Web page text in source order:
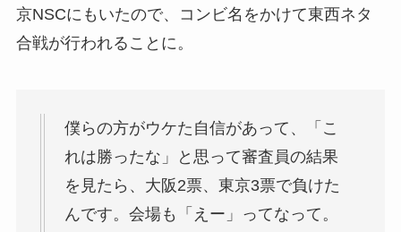
京NSCにもいたので、コンビ名をかけて東西ネタ
合戦が行われることに。
僕らの方がウケた自信があって、「こ
れは勝ったな」と思って審査員の結果
を見たら、大阪2票、東京3票で負けた
んです。会場も「えー」ってなって。